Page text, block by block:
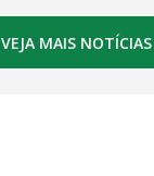
VEJA MAIS NOTÍCIAS